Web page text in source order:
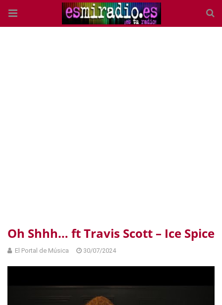
Oh Shhh… ft Travis Scott – Ice Spice
El Portal de Música 30/07/2024